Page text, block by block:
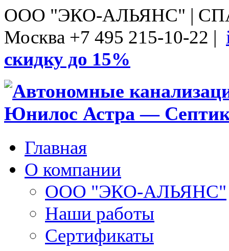
ООО "ЭКО-АЛЬЯНС" |
Москва +7 495 215-10-22 |
скидку до 15%
Главная
О компании
ООО "ЭКО-АЛЬЯНС"
Наши работы
Сертификаты